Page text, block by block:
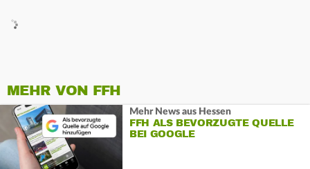
MEHR VON FFH
Mehr News aus Hessen
FFH ALS BEVORZUGTE QUELLE
BEI GOOGLE